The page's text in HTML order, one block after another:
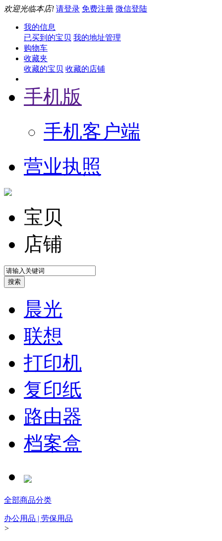
欢迎光临本店! 请登录 免费注册 微信登陆
我的信息
已买到的宝贝 我的地址管理
购物车
收藏夹
收藏的宝贝 收藏的店铺
手机版
手机客户端
营业执照
宝贝
店铺
晨光
联想
打印机
复印纸
路由器
档案盒
全部商品分类
办公用品 | 劳保用品
>